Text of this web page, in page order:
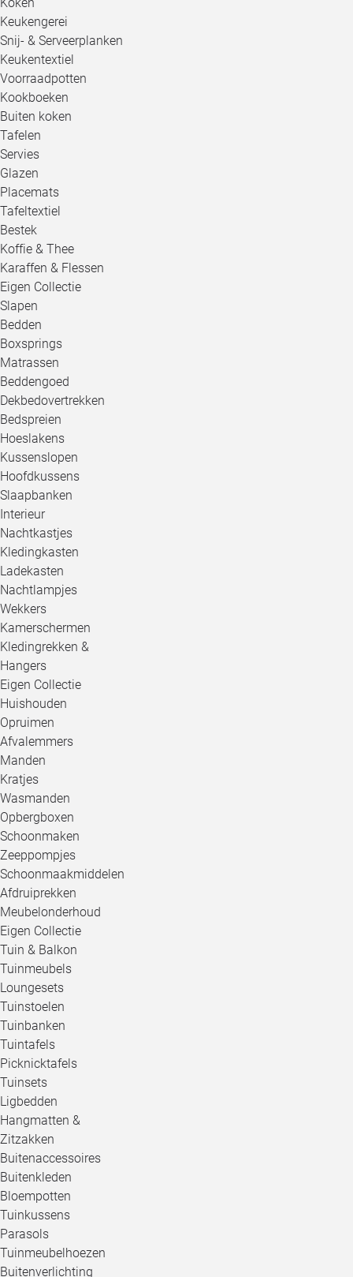
Keukengerei
Snij- & Serveerplanken
Keukentextiel
Voorraadpotten
Kookboeken
Buiten koken
Tafelen
Servies
Glazen
Placemats
Tafeltextiel
Bestek
Koffie & Thee
Karaffen & Flessen
Eigen Collectie
Slapen
Bedden
Boxsprings
Matrassen
Beddengoed
Dekbedovertrekken
Bedspreien
Hoeslakens
Kussenslopen
Hoofdkussens
Slaapbanken
Interieur
Nachtkastjes
Kledingkasten
Ladekasten
Nachtlampjes
Wekkers
Kamerschermen
Kledingrekken &
Hangers
Eigen Collectie
Huishouden
Opruimen
Afvalemmers
Manden
Kratjes
Wasmanden
Opbergboxen
Schoonmaken
Zeeppompjes
Schoonmaakmiddelen
Afdruiprekken
Meubelonderhoud
Eigen Collectie
Tuin & Balkon
Tuinmeubels
Loungesets
Tuinstoelen
Tuinbanken
Tuintafels
Picknicktafels
Tuinsets
Ligbedden
Hangmatten &
Zitzakken
Buitenaccessoires
Buitenkleden
Bloempotten
Tuinkussens
Parasols
Tuinmeubelhoezen
Buitenverlichting